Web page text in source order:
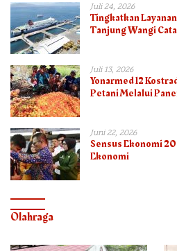
Juli 24, 2026
Tingkatkan
Tanjung Wangi
Juli 13, 2026
Yonarmed 12
Petani Melalui
Juni 22, 2026
Sensus Ekonomi
Ekonomi
Olahraga